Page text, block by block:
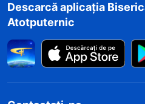
Descarcă aplicația
Atotputernic